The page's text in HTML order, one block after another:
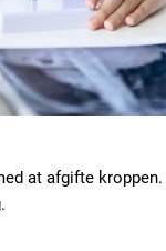
at afgifte